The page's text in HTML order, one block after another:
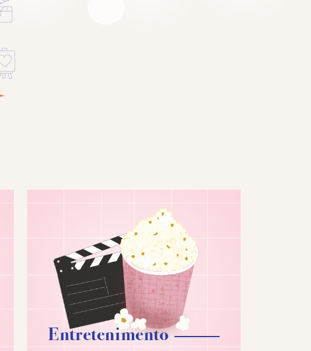
Entretenimento